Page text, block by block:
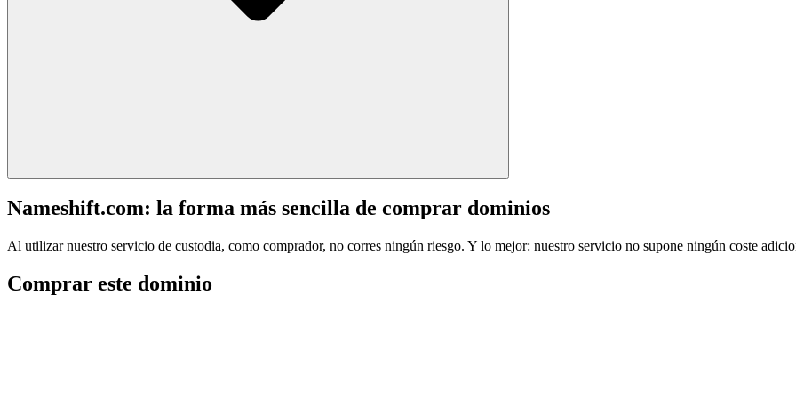
Nameshift.com: la forma más sencilla de comprar dominios
Al utilizar nuestro servicio de custodia, como comprador, no corres ningún riesgo. Y lo mejor: nuestro servicio no supone ningún coste
Comprar este dominio